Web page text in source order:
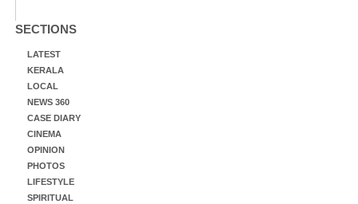
SECTIONS
LATEST
KERALA
LOCAL
NEWS 360
CASE DIARY
CINEMA
OPINION
PHOTOS
LIFESTYLE
SPIRITUAL